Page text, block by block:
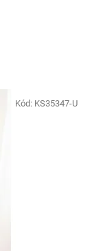
Kód: KS35347-U